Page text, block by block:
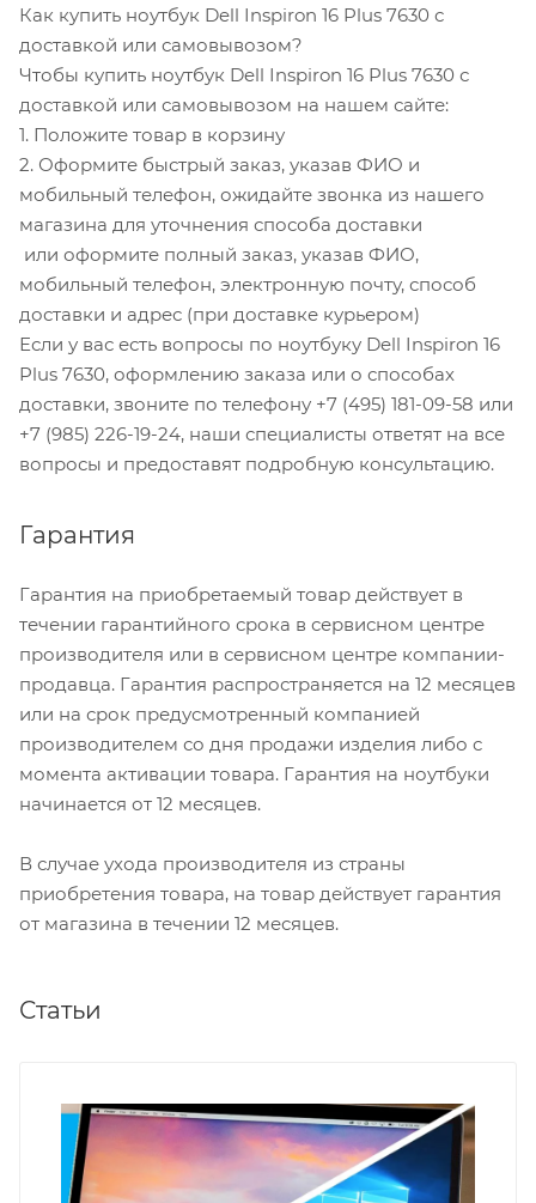
Как купить ноутбук Dell Inspiron 16 Plus 7630 с
доставкой или самовывозом?
Чтобы купить ноутбук Dell Inspiron 16 Plus 7630 с
доставкой или самовывозом на нашем сайте:
1. Положите товар в корзину
2. Оформите быстрый заказ, указав ФИО и
мобильный телефон, ожидайте звонка из нашего
магазина для уточнения способа доставки
или оформите полный заказ, указав ФИО,
мобильный телефон, электронную почту, способ
доставки и адрес (при доставке курьером)
Если у вас есть вопросы по ноутбуку Dell Inspiron 16
Plus 7630, оформлению заказа или о способах
доставки, звоните по телефону +7 (495) 181-09-58 или
+7 (985) 226-19-24, наши специалисты ответят на все
вопросы и предоставят подробную консультацию.
Гарантия
Гарантия на приобретаемый товар действует в
течении гарантийного срока в сервисном центре
производителя или в сервисном центре компании-
продавца. Гарантия распространяется на 12 месяцев
или на срок предусмотренный компанией
производителем со дня продажи изделия либо с
момента активации товара. Гарантия на ноутбуки
начинается от 12 месяцев.
В случае ухода производителя из страны
приобретения товара, на товар действует гарантия
от магазина в течении 12 месяцев.
Статьи